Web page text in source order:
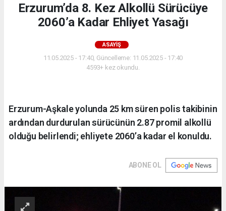
Erzurum’da 8. Kez Alkollü Sürücüye
2060’a Kadar Ehliyet Yasağı
ASAYIŞ
11.05.2025 - 17:40, Güncelleme: 11.05.2025 - 17:40
4593+ kez okundu.
Erzurum-Aşkale yolunda 25 km süren polis takibinin
ardından durdurulan sürücünün 2.87 promil alkollü
olduğu belirlendi; ehliyete 2060’a kadar el konuldu.
ABONE OL